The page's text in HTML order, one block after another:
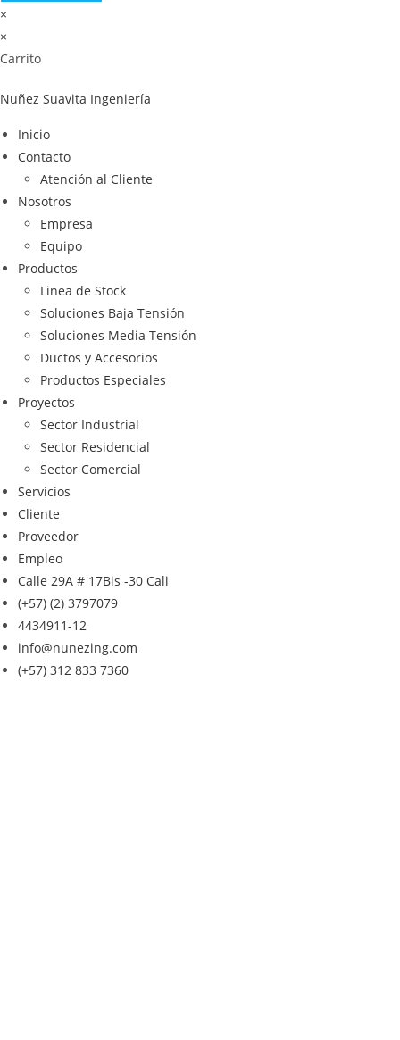
×
×
Carrito
Nuñez Suavita Ingeniería
Inicio
Contacto
Atención al Cliente
Nosotros
Empresa
Equipo
Productos
Linea de Stock
Soluciones Baja Tensión
Soluciones Media Tensión
Ductos y Accesorios
Productos Especiales
Proyectos
Sector Industrial
Sector Residencial
Sector Comercial
Servicios
Cliente
Proveedor
Empleo
Calle 29A # 17Bis -30 Cali
(+57) (2) 3797079
4434911-12
info@nunezing.com
(+57) 312 833 7360